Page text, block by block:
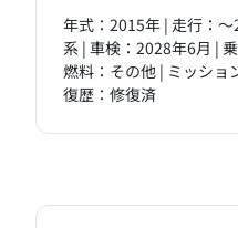
年式：2015年 | 走行：
系 | 車検：2028年6月 |
燃料：その他 | ミッショ
復歴：修復済